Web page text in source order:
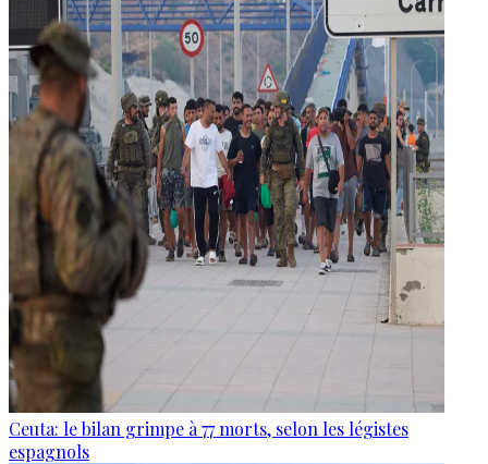
Ceuta: le bilan grimpe à 77 morts, selon les légistes
espagnols